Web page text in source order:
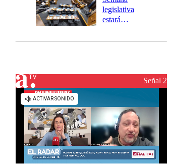
tres comunas
legislativa
estará
el fin de la
reconstrucciónSeñal 2